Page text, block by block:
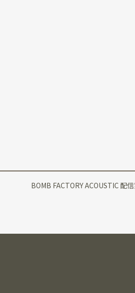
BOMB FACTORY ACOUSTIC 配